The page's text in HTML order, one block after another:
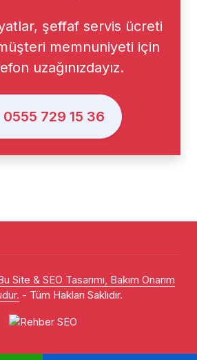
şeffaf servis ücreti
memnuniyeti için
uzağınızdayız.
0555 729 15 36
Site & SEO Tasarımı, Bakım Onarım
- Tüm Hakları Saklıdır.